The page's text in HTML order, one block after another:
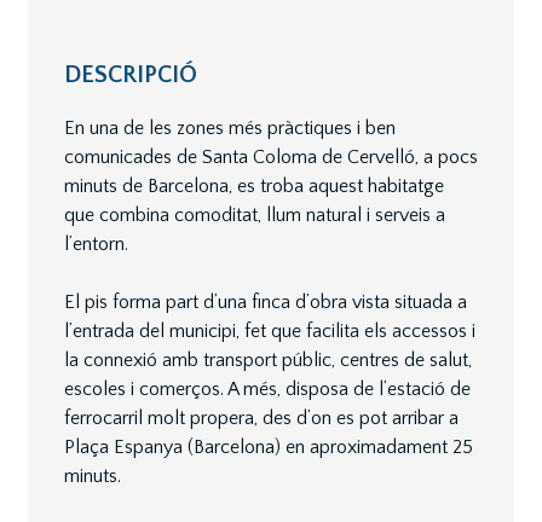
DESCRIPCIÓ
En una de les zones més pràctiques i ben
comunicades de Santa Coloma de Cervelló, a pocs
minuts de Barcelona, es troba aquest habitatge
que combina comoditat, llum natural i serveis a
l’entorn.
El pis forma part d’una finca d’obra vista situada a
l’entrada del municipi, fet que facilita els accessos i
la connexió amb transport públic, centres de salut,
escoles i comerços. A més, disposa de l’estació de
ferrocarril molt propera, des d’on es pot arribar a
Plaça Espanya (Barcelona) en aproximadament 25
minuts.